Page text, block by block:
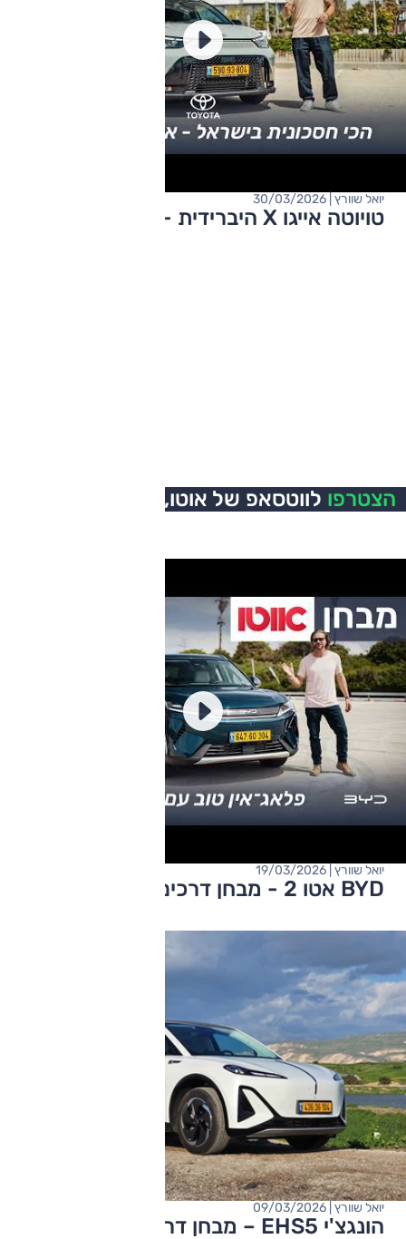
טויוטה אייגו X היברידית - מבחן דרכים
יואל שוורץ | 30/03/2026
הצטרפו לווטסאפ של אוטו,
BYD אטו 2 - מבחן דרכים (פלאג-אין)
יואל שוורץ | 19/03/2026
הונגצ'י EHS5 – מבחן דרכים (לונג ריינג׳)
יואל שוורץ | 09/03/2026